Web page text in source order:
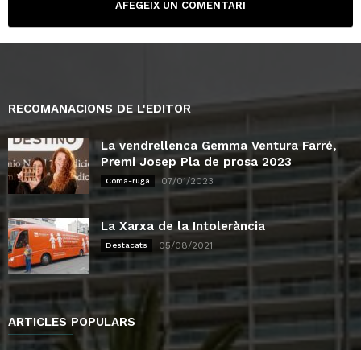
RECOMANACIONS DE L'EDITOR
La vendrellenca Gemma Ventura Farré,
Premi Josep Pla de prosa 2023
Coma-ruga 07/01/2023
La Xarxa de la Intolerància
Destacats 05/08/2021
ARTICLES POPULARS